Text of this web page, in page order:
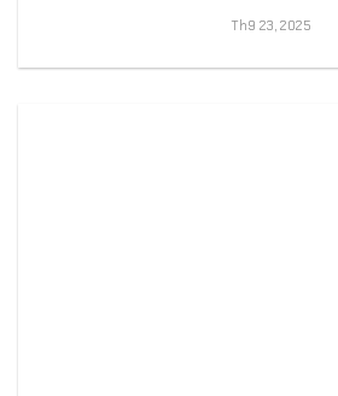
Th9 23, 2025